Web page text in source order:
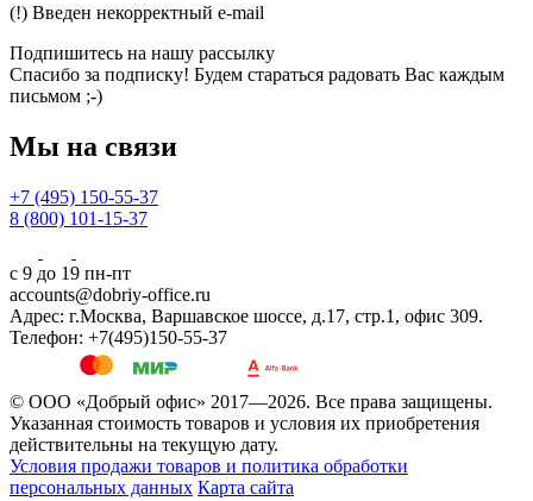
(!) Введен некорректный e-mail
Подпишитесь на нашу рассылку
Спасибо за подписку! Будем стараться радовать Вас каждым
письмом ;-)
Мы на связи
+7 (495) 150-55-37
8 (800) 101-15-37
с 9 до 19 пн-пт
accounts@dobriy-office.ru
Адрес: г.Москва, Варшавское шоссе, д.17, стр.1, офис 309.
Телефон: +7(495)150-55-37
© ООО «Добрый офис» 2017—2026. Все права защищены.
Указанная стоимость товаров и условия их приобретения
действительны на текущую дату.
Условия продажи товаров и политика обработки
персональных данных Карта сайта